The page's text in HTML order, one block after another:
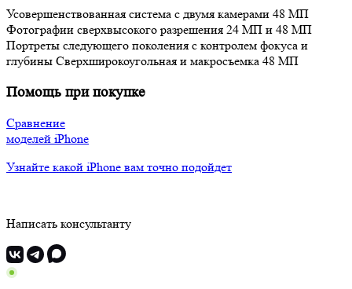
Усовершенствованная система с двумя камерами 48 МП
Фотографии сверхвысокого разрешения 24 МП и 48 МП
Портреты следующего поколения с контролем фокуса и
глубины Сверхширокоугольная и макросъемка 48 МП
Помощь при покупке
Сравнение
моделей iPhone
Узнайте какой iPhone вам точно подойдет
Написать консультанту